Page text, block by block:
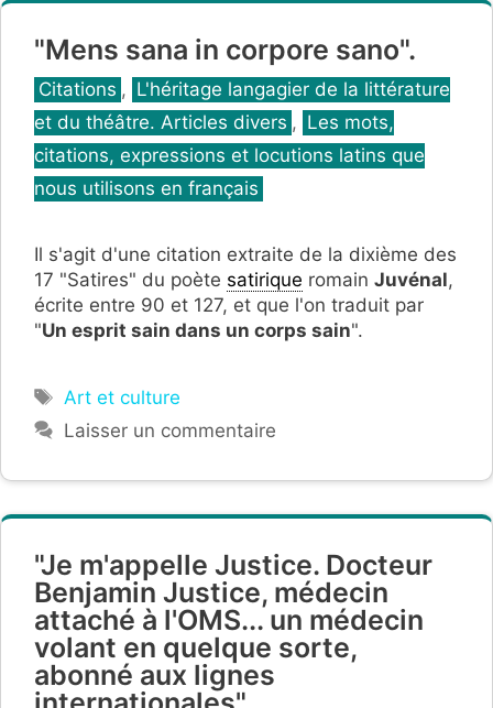
"Mens sana in corpore sano".
Catégories
Citations , L'héritage langagier de la littérature
et du théâtre. Articles divers , Les mots,
citations, expressions et locutions latins que
nous utilisons en français
Il s'agit d'une citation extraite de la dixième des
17 "Satires" du poète satirique romain Juvénal,
écrite entre 90 et 127, et que l'on traduit par
"Un esprit sain dans un corps sain".
Étiquettes
Art et culture
Laisser un commentaire
"Je m'appelle Justice. Docteur
Benjamin Justice, médecin
attaché à l'OMS... un médecin
volant en quelque sorte,
abonné aux lignes